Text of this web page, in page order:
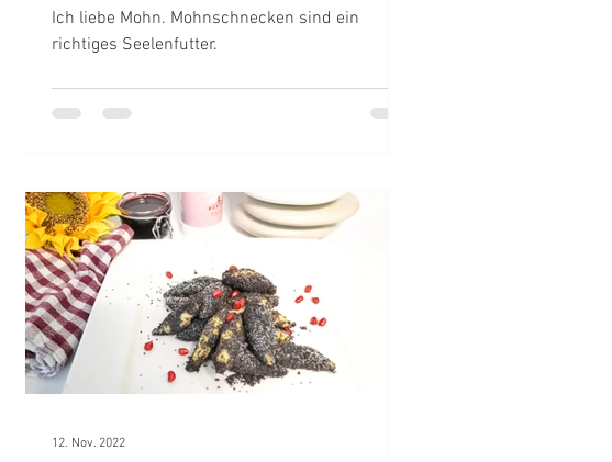
Ich liebe Mohn. Mohnschnecken sind ein
richtiges Seelenfutter.
12. Nov. 2022